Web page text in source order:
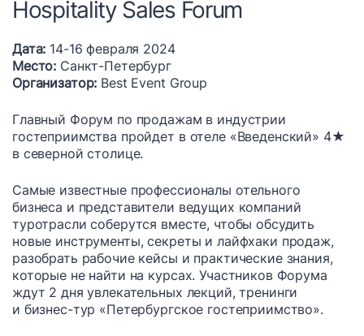
Hospitality Sales Forum
Дата: 14-16 февраля 2024
Место: Санкт-Петербург
Организатор: Best Event Group
Главный Форум по продажам в индустрии
гостеприимства пройдет в отеле «Введенский» 4★
в северной столице.
Самые известные профессионалы отельного
бизнеса и представители ведущих компаний
туротрасли соберутся вместе, чтобы обсудить
новые инструменты, секреты и лайфхаки продаж,
разобрать рабочие кейсы и практические знания,
которые не найти на курсах. Участников Форума
ждут 2 дня увлекательных лекций, тренинги
и бизнес-тур «Петербургское гостеприимство».